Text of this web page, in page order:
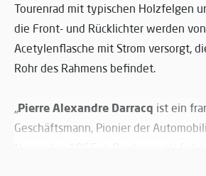
Tourenrad mit typischen Holzfelgen
die Front- und Rücklichter werden
Acetylenflasche mit Strom versorgt,
Rohr des Rahmens befindet.
„Pierre Alexandre Darracq ist ein
Geschäftsmann, Pionier der